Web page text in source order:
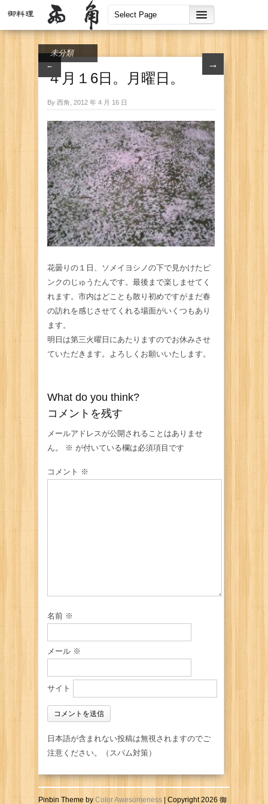
← →
未分類
４月１6日。月曜日。
By 西角, 2012 年 4 月 16 日
花曇りの１日、ソメイヨシノの下で見かけたピ
ンクのじゅうたんです。最後まで楽しませてく
れます。市内はどことも散り初めですがまだ春
の訪れを感じさせてくれる場面がいくつもあり
ます。
明日は第三火曜日にあたりますのでお休みさせ
ていただきます。よろしくお願いいたします。
What do you think?
コメントを残す
メールアドレスが公開されることはありませ
ん。
※ が付いている欄は必須項目です
コメント ※
名前 ※
メール ※
サイト
日本語が含まれない投稿は無視されますのでご
注意ください。（スパム対策）
Pinbin Theme by Color Awesomeness| Copyright 2026 御